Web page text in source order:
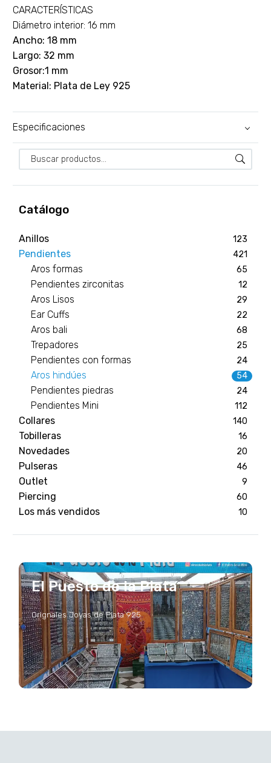
Catálogo
Anillos 123
Pendientes 421
Aros formas 65
Pendientes zirconitas 12
Aros Lisos 29
Ear Cuffs 22
Aros bali 68
Trepadores 25
Pendientes con formas 24
Aros hindúes 54
Pendientes piedras 24
Pendientes Mini 112
Collares 140
Tobilleras 16
Novedades 20
Pulseras 46
Outlet 9
Piercing 60
Los más vendidos 10
El Puesto de la Plata
Orignales Joyas de Plata 925
CARACTERÍSTICAS
Diámetro interior: 16 mm
Ancho: 18 mm
Largo: 32 mm
Grosor:1 mm
Material: Plata de Ley 925
Especificaciones